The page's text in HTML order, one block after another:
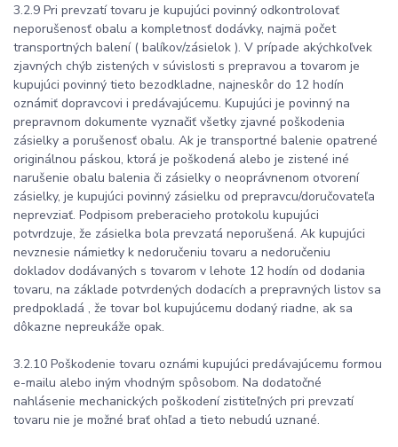
3.2.9 Pri prevzatí tovaru je kupujúci povinný odkontrolovať
neporušenosť obalu a kompletnosť dodávky, najmä počet
transportných balení ( balíkov/zásielok ). V prípade akýchkoľvek
zjavných chýb zistených v súvislosti s prepravou a tovarom je
kupujúci povinný tieto bezodkladne, najneskôr do 12 hodín
oznámiť dopravcovi i predávajúcemu. Kupujúci je povinný na
prepravnom dokumente vyznačiť všetky zjavné poškodenia
zásielky a porušenosť obalu. Ak je transportné balenie opatrené
originálnou páskou, ktorá je poškodená alebo je zistené iné
narušenie obalu balenia či zásielky o neoprávnenom otvorení
zásielky, je kupujúci povinný zásielku od prepravcu/doručovateľa
neprevziať. Podpisom preberacieho protokolu kupujúci
potvrdzuje, že zásielka bola prevzatá neporušená. Ak kupujúci
nevznesie námietky k nedoručeniu tovaru a nedoručeniu
dokladov dodávaných s tovarom v lehote 12 hodín od dodania
tovaru, na základe potvrdených dodacích a prepravných listov sa
predpokladá , že tovar bol kupujúcemu dodaný riadne, ak sa
dôkazne nepreukáže opak.
3.2.10 Poškodenie tovaru oznámi kupujúci predávajúcemu formou
e-mailu alebo iným vhodným spôsobom. Na dodatočné
nahlásenie mechanických poškodení zistiteľných pri prevzatí
tovaru nie je možné brať ohľad a tieto nebudú uznané.